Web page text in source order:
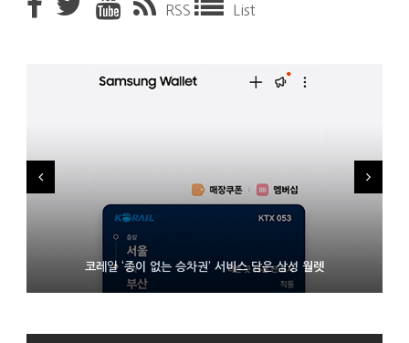
RSS List
코레일 ‘종이 없는 승차권’ 서비스 담은 삼성 월렛
시력 조정 기능 얹고 가격 낮춘 공간 디스플레이 안경 ‘비추어 프로
2’ 공개
D램 부족에 10억달러어치 아이폰18 프로세서 패키징 대기 중